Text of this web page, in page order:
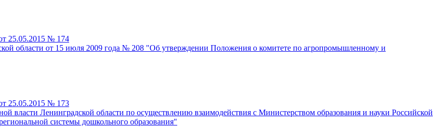
25.05.2015 № 174
области от 15 июля 2009 года № 208 "Об утверждении Положения о комитете по агропромышленному и
25.05.2015 № 173
власти Ленинградской области по осуществлению взаимодействия с Министерством образования и науки Российской
системы дошкольного образования"